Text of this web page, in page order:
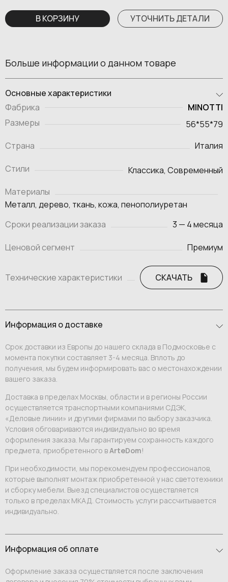
В КОРЗИНУ УТОЧНИТЬ ДЕТАЛИ
Больше информации о данном товаре
Основные характеристики
Фабрика
MINOTTI
Страна Италия
Стили
Классика, Современный
Материалы
Металл, дерево, ткань, кожа, пенополиуретан
Сроки реализации заказа
3 — 4 месяца
Ценовой сегмент Премиум
Технические характеристики СКАЧАТЬ
Размеры 56*55*79
Информация о доставке
Срок доставки из Европы до нашего склада в Подмосковье с
момента покупки составляет 3-4 месяца. Вплоть до
получения, мы будем информировать вас о местонахождении
вашего заказа.
Доставка в пределах Москвы, области и в регионы России
осуществляется транспортными компаниями СДЭК,
«Деловые линии» и другими фирмами по выбору заказчика.
Условия обговариваются индивидуально во время
оформления заказа. Мы гарантируем сохранность каждого
предмета, приобретенного вArteDom!
При необходимости, мы порекомендуем профессионалов,
которые выполнят монтаж приобретенной у нас светотехники
и сборку мебели. Выезд специалистов осуществляется
только в пределах МКАД. Стоимость услуги рассчитывается
индивидуально.
Информация об оплате
Оформление заказа осуществляется после заключения